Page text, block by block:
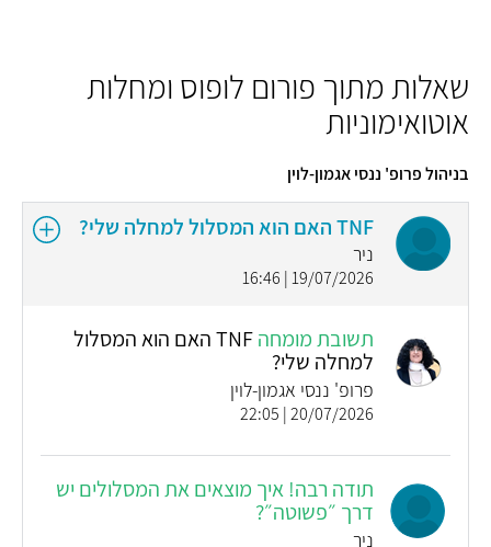
שאלות מתוך פורום לופוס ומחלות
אוטואימוניות
בניהול פרופ' ננסי אגמון-לוין
TNF האם הוא המסלול למחלה שלי?
ניר
19/07/2026 | 16:46
תשובת מומחה
TNF האם הוא המסלול
למחלה שלי?
פרופ' ננסי אגמון-לוין
20/07/2026 | 22:05
תודה רבה! איך מוצאים את המסלולים יש
דרך ״פשוטה״?
ניר